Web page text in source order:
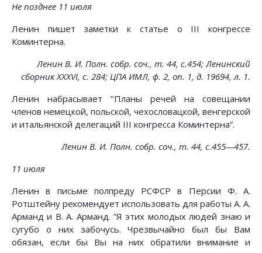
Не позднее 11 июля
Ленин пишет заметки к статье о III конгрессе
Коминтерна.
Ленин В. И. Полн. собр. соч., т. 44, с.454; Ленинский
сборник XXXVI, с. 284; ЦПА ИМЛ, ф. 2, on. 1, д. 19694, л. 1.
Ленин набрасывает ’’Планы речей на совещании
членов немецкой, польской, чехословацкой, венгерской
и итальянской делегаций III конгресса Коминтерна”.
Ленин В. И. Полн. собр. соч., т. 44, с.455—457.
11 июля
Ленин в письме полпреду РСФСР в Персии Ф. А.
Ротштейну рекомендует использовать для работы А. А.
Арманд и В. А. Арманд. ”Я этих молодых людей знаю и
сугубо о них забочусь. Чрезвычайно был бы Вам
обязан, если бы Вы на них обратили внимание и